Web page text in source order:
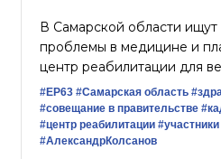
В Самарской области
проблемы в медицине и
центр реабилитации для
#ЕР63 #Самарская область
#совещание в правительстве
#центр реабилитации
#АлександрКолсанов